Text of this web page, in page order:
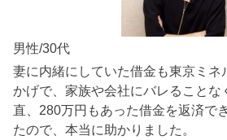
男性/30代
妻に内緒にしていた借金も東京ミネ
かげで、家族や会社にバレることな
直、280万円もあった借金を返済で
たので、本当に助かりました。